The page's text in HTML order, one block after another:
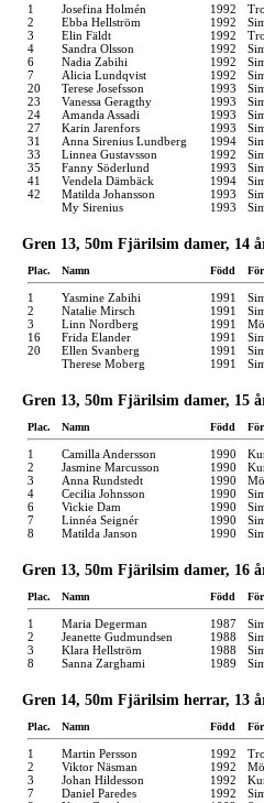
1 Josefina Holmén 1992
2
Ebba Hellström 1992
3
Elin Fäldt 1992
4
Sandra Olsson 1992
6
Nadia Zabihi 1992
7
Alicia Lundqvist 1992
20
Terese Josefsson 1993
23
Vanessa Geragthy 1993
24
Amanda Assadi 1993
27
Karin Jarenfors 1993
31
Anna Sirenius Lundberg 1994
33
Linnea Gustavsson 1992
35
Fanny Söderlund 1993
41
Vendela Dämbäck 1994
42
Matilda Johansson 1993
My Sirenius
1993
Gren 13, 50m Fjärilsim damer, 14
Plac. Namn Född
1 Yasmine Zabihi 1991
2
Natalie Mirsch 1991
3
Linn Nordberg 1991
16
Frida Elander 1991
20
Ellen Svanberg 1991
Therese Moberg
1991
Gren 13, 50m Fjärilsim damer, 15
Plac. Namn Född
1 Camilla Andersson 1990
2
Jasmine Marcusson 1990
3
Anna Rundstedt 1990
4
Cecilia Johnsson 1990
6
Vickie Dam 1990
7
Linnéa Seignér 1990
8
Matilda Janson 1990
Gren 13, 50m Fjärilsim damer, 16
Plac. Namn Född
1 Maria Degerman 1987
2
Jeanette Gudmundsen 1988
3
Klara Hellström 1988
8
Sanna Zarghami 1989
Gren 14, 50m Fjärilsim herrar, 13
Plac. Namn Född
1 Martin Persson 1992
2
Viktor Näsman 1992
3
Johan Hildesson 1992
7
Daniel Paredes 1992